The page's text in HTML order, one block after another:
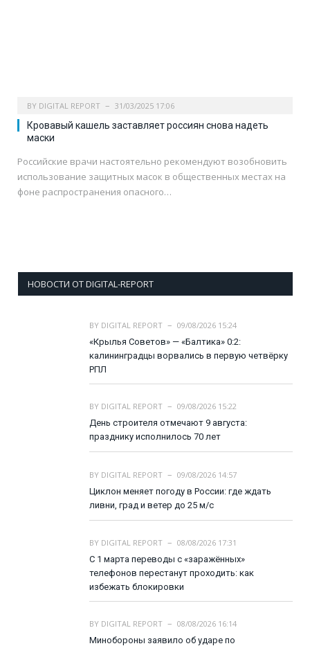
BY DIGITAL REPORT 31/03/2025 17:06
Кровавый кашель заставляет россиян снова надеть
маски
Российские врачи настоятельно рекомендуют возобновить
использование защитных масок в общественных местах на
фоне распространения опасного…
НОВОСТИ ОТ DIGITAL-REPORT
BY DIGITAL REPORT
09/08/2026 15:24
«Крылья Советов» — «Балтика» 0:2:
калининградцы ворвались в первую четвёрку
РПЛ
BY DIGITAL REPORT
09/08/2026 15:22
День строителя отмечают 9 августа:
празднику исполнилось 70 лет
BY DIGITAL REPORT
09/08/2026 14:57
Циклон меняет погоду в России: где ждать
ливни, град и ветер до 25 м/с
BY DIGITAL REPORT
08/08/2026 17:31
С 1 марта переводы с «заражённых»
телефонов перестанут проходить: как
избежать блокировки
BY DIGITAL REPORT
08/08/2026 16:14
Минобороны заявило об ударе по